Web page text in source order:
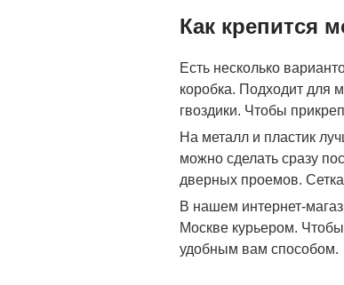
Как крепится
Есть несколько
коробка. Подходит для
гвоздики. Чтобы
На металл и пластик
можно сделать сразу
дверных проемов.
В нашем интернет-
Москве курьером.
удобным вам способом.